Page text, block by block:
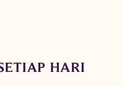
HARI